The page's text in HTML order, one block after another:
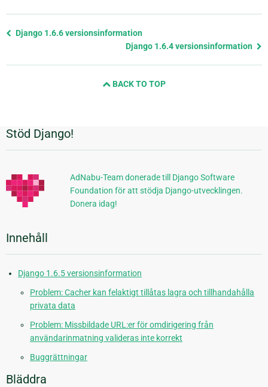
Föregående
Django 1.6.6 versionsinformation
Django 1.6.4 versionsinformation
BACK TO TOP
Ytterligare
information
Stöd Django!
AdNabu-Team donerade till Django Software
Foundation för att stödja Django-utvecklingen.
Donera idag!
Innehåll
Django 1.6.5 versionsinformation
Problem: Cacher kan felaktigt tillåtas lagra och tillhandahålla
privata data
Problem: Missbildade URL:er för omdirigering från
användarinmatning valideras inte korrekt
Buggrättningar
Bläddra